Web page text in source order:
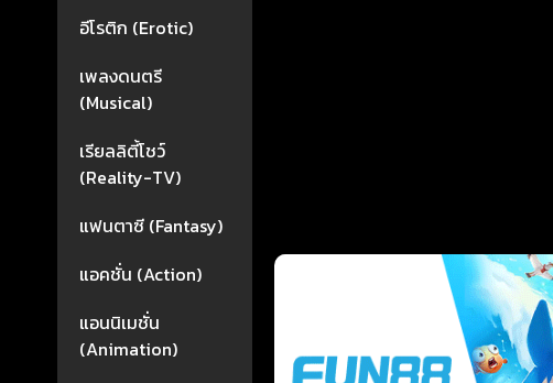
อีโรติก (Erotic)
เพลงดนตรี
(Musical)
เรียลลิตี้โชว์
(Reality-TV)
แฟนตาซี (Fantasy)
แอคชั่น (Action)
แอนนิเมชั่น
(Animation)